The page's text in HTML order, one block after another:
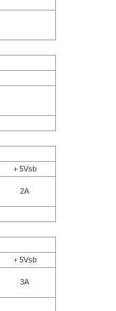
＋5Vsb
2A
＋5Vsb
3A